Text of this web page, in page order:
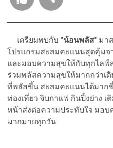
เตรียมพบกับ "น้อนพลัส" มา
โปรแกรมสะสมคะแนนสุดคุ้มจ
และมอบความสุขให้กับทุกไล
ร่วมพลัสความสุขให้มากกว่าเ
ที่พลัสขึ้น สะสมคะแนนได้มาก
ท่องเที่ยว จิบกาแฟ กินปิ้งย่าง
หน้าส่งต่อความประทับใจ มอ
มากมายทุกวัน